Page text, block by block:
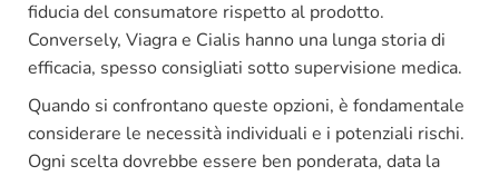
fiducia del consumatore rispetto al prodotto.
Conversely, Viagra e Cialis hanno una lunga storia di
efficacia, spesso consigliati sotto supervisione medica.
Quando si confrontano queste opzioni, è fondamentale
considerare le necessità individuali e i potenziali rischi.
Ogni scelta dovrebbe essere ben ponderata, data la